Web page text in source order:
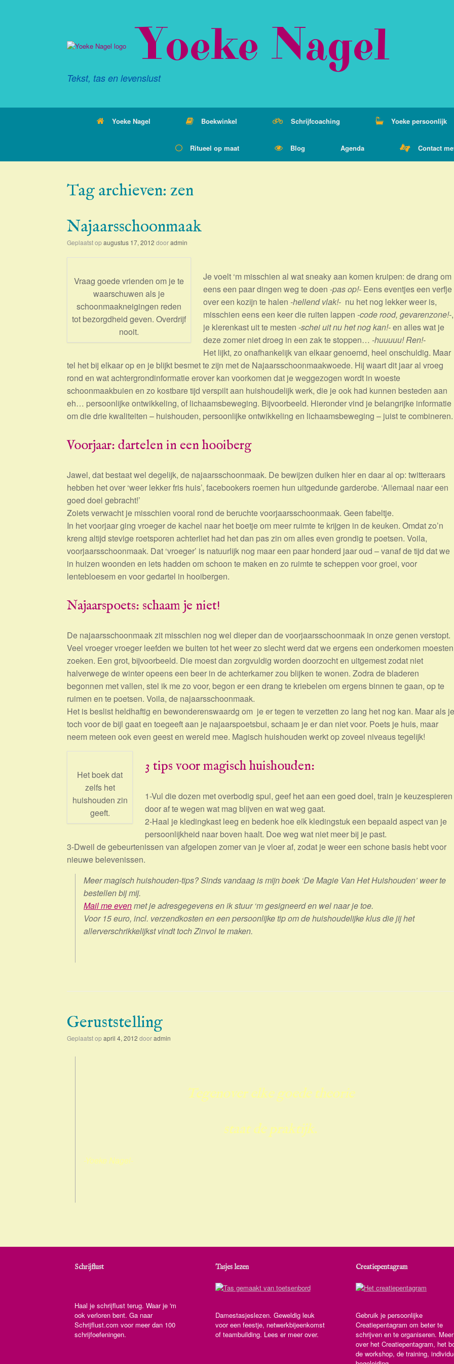
Yoeke Nagel
Tekst, tas en levenslust
Yoeke Nagel Boekwinkel Schrijfcoaching Yoeke persoonlijk
Ritueel op maat Blog Agenda Contact
Tag archieven:zen
Najaarsschoonmaak
Geplaatst opaugustus 17, 2012 dooradmin
Vraag goede vrienden om je te
waarschuwen als je
schoonmaakneigingen reden
tot bezorgdheid geven. Overdrijf
nooit.
Je voelt ‘m misschien al wat sneaky aan komen kruipen: de drang om
eens een paar dingen weg te doen -pas op!- Eens eventjes een verfje
over een kozijn te halen -hellend vlak!- nu het nog lekker weer is,
misschien eens een keer die ruiten lappen -code rood, gevarenzone!-,
je klerenkast uit te mesten -schei uit nu het nog kan!-en alles wat je
deze zomer niet droeg in een zak te stoppen… -huuuuu! Ren!-
Het lijkt, zo onafhankelijk van elkaar genoemd, heel onschuldig. Maar
tel het bij elkaar op en je blijkt besmet te zijn met de Najaarsschoonmaakwoede. Hij waart dit jaar al vroeg
rond en wat achtergrondinformatie erover kan voorkomen dat je weggezogen wordt in woeste
schoonmaakbuien en zo kostbare tijd verspilt aan huishoudelijk werk, die je ook had kunnen besteden aan
eh… persoonlijke ontwikkeling, of lichaamsbeweging. Bijvoorbeeld. Hieronder vind je belangrijke informatie
om die drie kwaliteiten – huishouden, persoonlijke ontwikkeling en lichaamsbeweging – juist te combineren.
Voorjaar: dartelen in een hooiberg
Jawel, dat bestaat wel degelijk, de najaarsschoonmaak. De bewijzen duiken hier en daar al op: twitteraars
hebben het over ‘weer lekker fris huis’, facebookers roemen hun uitgedunde garderobe. ‘Allemaal naar een
goed doel gebracht!’
Zoiets verwacht je misschien vooral rond de beruchte voorjaarsschoonmaak. Geen fabeltje.
In het voorjaar ging vroeger de kachel naar het boetje om meer ruimte te krijgen in de keuken. Omdat zo’n
kreng altijd stevige roetsporen achterliet had het dan pas zin om alles even grondig te poetsen. Voila,
voorjaarsschoonmaak. Dat ‘vroeger’ is natuurlijk nog maar een paar honderd jaar oud – vanaf de tijd dat we
in huizen woonden en iets hadden om schoon te maken en zo ruimte te scheppen voor groei, voor
lentebloesem en voor gedartel in hooibergen.
Najaarspoets: schaam je niet!
De najaarsschoonmaak zit misschien nog wel dieper dan de voorjaarsschoonmaak in onze genen verstopt.
Veel vroeger vroeger leefden we buiten tot het weer zo slecht werd dat we ergens een onderkomen moesten
zoeken. Een grot, bijvoorbeeld. Die moest dan zorgvuldig worden doorzocht en uitgemest zodat niet
halverwege de winter opeens een beer in de achterkamer zou blijken te wonen. Zodra de bladeren
begonnen met vallen, stel ik me zo voor, begon er een drang te kriebelen om ergens binnen te gaan, op te
ruimen en te poetsen. Voila, de najaarsschoonmaak.
Het is beslist heldhaftig en bewonderenswaardg om je er tegen te verzetten zo lang het nog kan. Maar als je
toch voor de bijl gaat en toegeeft aan je najaarspoetsbui, schaam je er dan niet voor. Poets je huis, maar
neem meteen ook even geest en wereld mee. Magisch huishouden werkt op zoveel niveaus tegelijk!
Het boek dat
zelfs het
huishouden zin
geeft.
3 tips voor magisch huishouden:
1-Vul die dozen met overbodig spul, geef het aan een goed doel, train je keuzespieren
door af te wegen wat mag blijven en wat weg gaat.
2-Haal je kledingkast leeg en bedenk hoe elk kledingstuk een bepaald aspect van je
persoonlijkheid naar boven haalt. Doe weg wat niet meer bij je past.
3-Dweil de gebeurtenissen van afgelopen zomer van je vloer af, zodat je weer een schone basis hebt voor
nieuwe belevenissen.
Meer magisch huishouden-tips? Sinds vandaag is mijn boek ‘De Magie Van Het Huishouden’ weer te
bestellen bij mij.
Mail me evenmet je adresgegevens en ik stuur ‘m gesigneerd en wel naar je toe.
Voor 15 euro, incl. verzendkosten en een persoonlijke tip om de huishoudelijke klus die jij het
allerverschrikkelijkst vindt toch Zinvol te maken.
Geruststelling
Geplaatst opapril 4, 2012 dooradmin
Tegenover elke goede theorie
staat de praktijk.
-Yoeke Nagel-
Schrijflust
Haal je schrijflust terug. Waar je 'm
ook verloren bent. Ga naar
Schrijflust.com voor meer dan 100
schrijfoefeningen.
Tasjes lezen
Damestasjeslezen. Geweldig leuk
voor een feestje, netwerkbijeenkomst
of teambuilding. Lees er meer over.
Creatiepentagram
Gebruik je persoonlijke
Creatiepentagram om beter te
schrijven en te organiseren. Meer
over het Creatiepentagram, het
de workshop, de training,